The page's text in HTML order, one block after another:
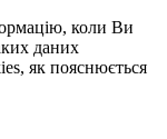
коли Ви
даних
як пояснюється